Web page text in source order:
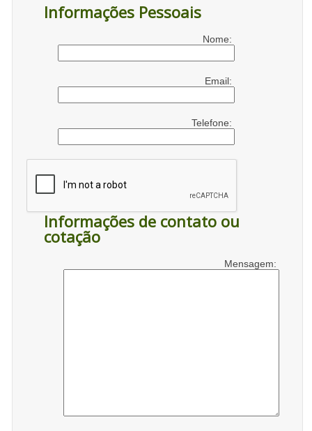
Informações Pessoais
Nome:
Email:
Telefone:
Informações de contato ou
cotação
Mensagem: